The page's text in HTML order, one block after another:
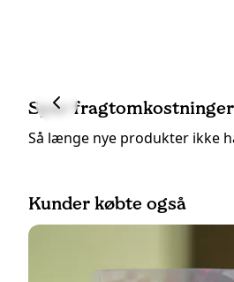
Spar
Så længe nye produkter ikke
Kunder købte også